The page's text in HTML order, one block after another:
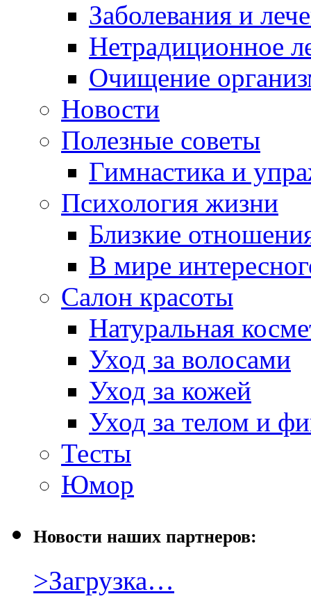
Заболевания и
Нетрадиционное
Очищение
Новости
Полезные советы
Гимнастика и
Психология жизни
Близкие
В мире
Салон красоты
Натуральная
Уход за волосами
Уход за кожей
Уход за телом и
Тесты
Юмор
Новости наших партнеров:
>Загрузка…